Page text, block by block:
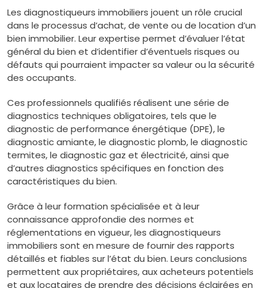
Les diagnostiqueurs immobiliers jouent un rôle crucial
dans le processus d’achat, de vente ou de location d’un
bien immobilier. Leur expertise permet d’évaluer l’état
général du bien et d’identifier d’éventuels risques ou
défauts qui pourraient impacter sa valeur ou la sécurité
des occupants.
Ces professionnels qualifiés réalisent une série de
diagnostics techniques obligatoires, tels que le
diagnostic de performance énergétique (DPE), le
diagnostic amiante, le diagnostic plomb, le diagnostic
termites, le diagnostic gaz et électricité, ainsi que
d’autres diagnostics spécifiques en fonction des
caractéristiques du bien.
Grâce à leur formation spécialisée et à leur
connaissance approfondie des normes et
réglementations en vigueur, les diagnostiqueurs
immobiliers sont en mesure de fournir des rapports
détaillés et fiables sur l’état du bien. Leurs conclusions
permettent aux propriétaires, aux acheteurs potentiels
et aux locataires de prendre des décisions éclairées en